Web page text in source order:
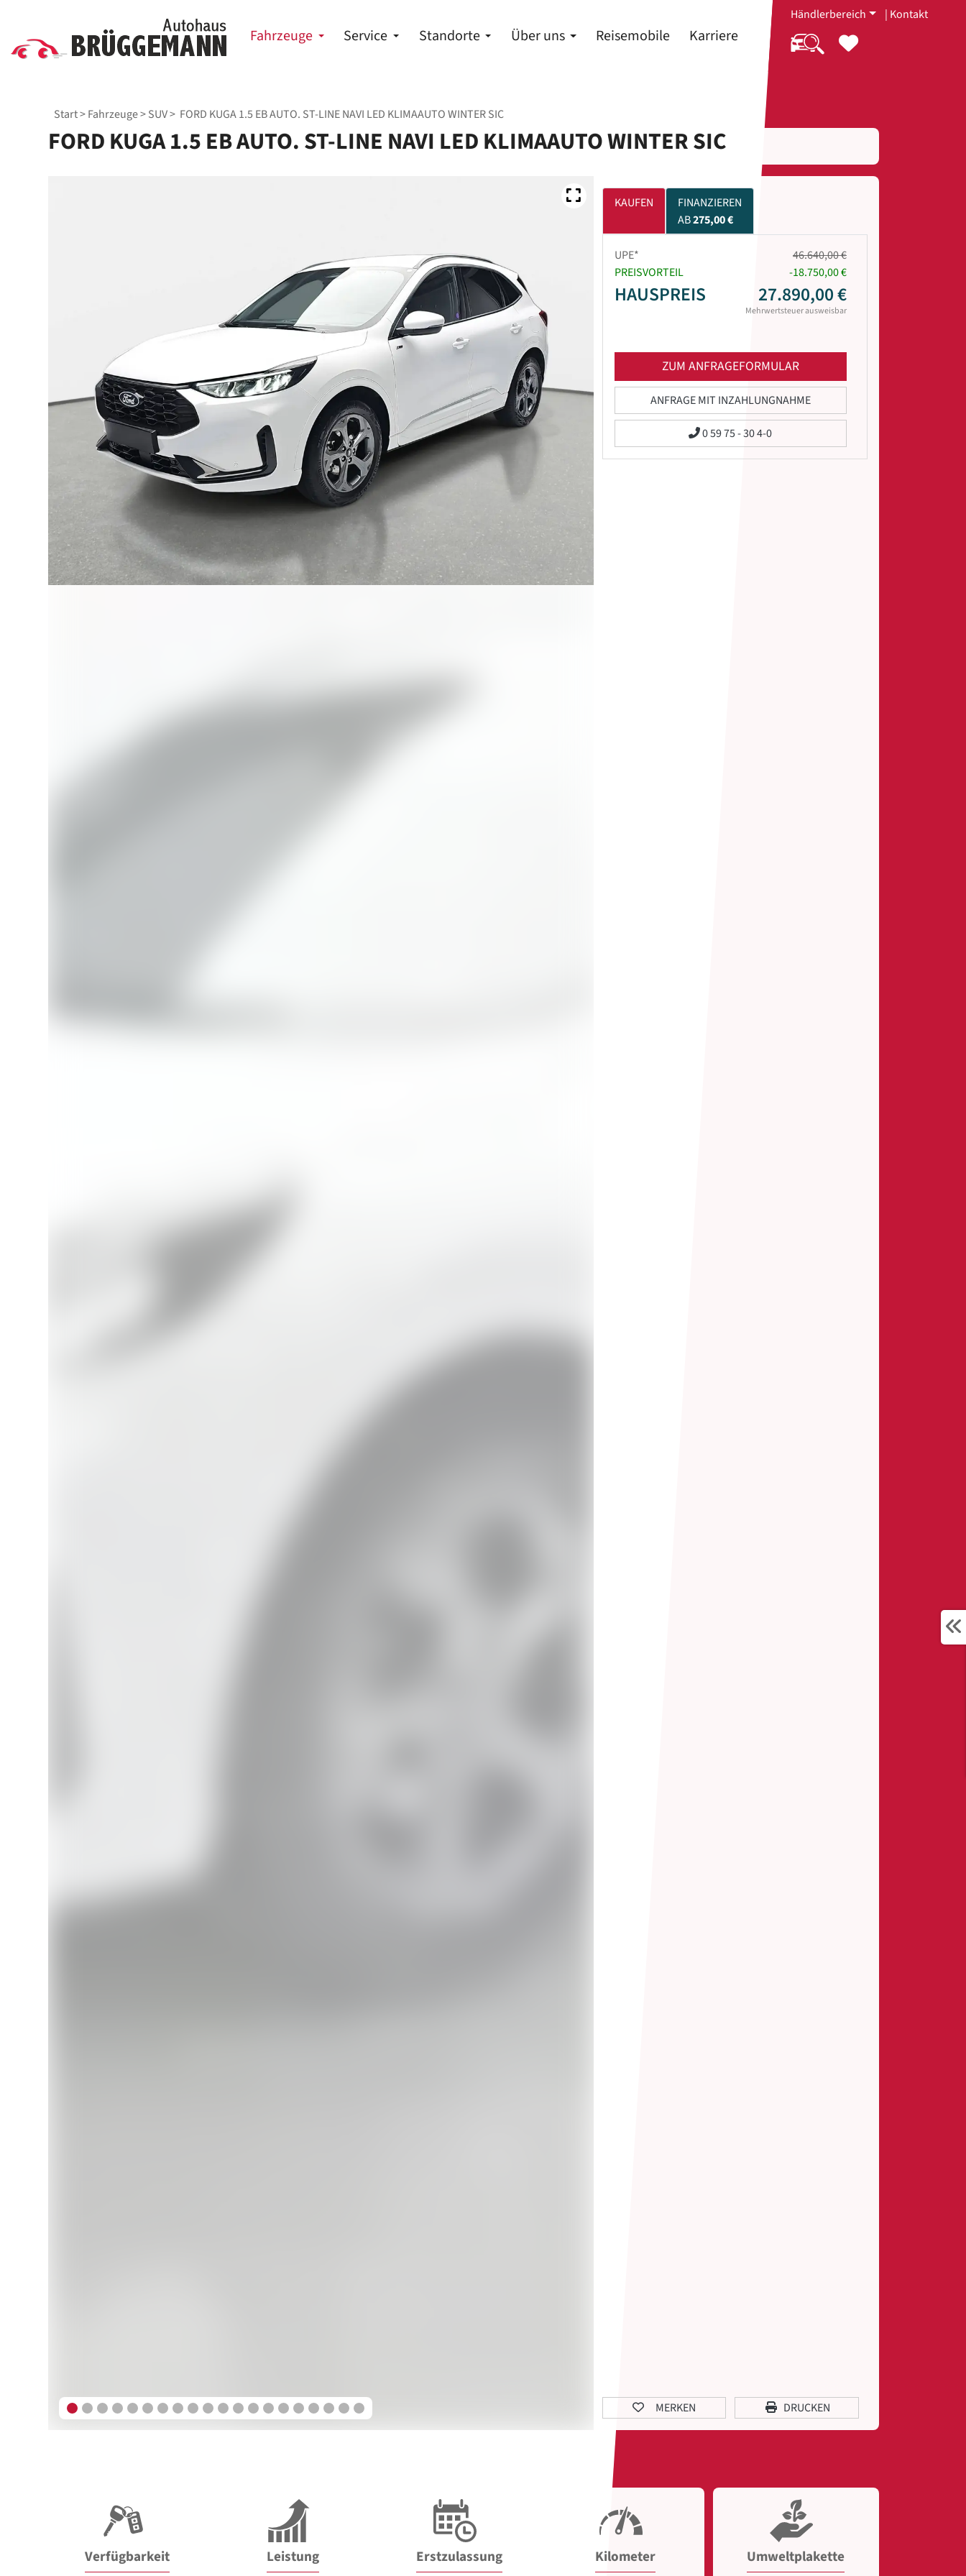
Fahrzeuge Service Standorte Über uns Reisemobile Karriere
Händlerbereich | Kontakt
Start>Fahrzeuge>SUV> FORD KUGA 1.5 EB AUTO. ST-LINE NAVI LED KLIMAAUTO WINTER SIC
FORD KUGA 1.5 EB AUTO. ST-LINE NAVI LED KLIMAAUTO WINTER SIC
KAUFEN
FINANZIEREN
AB275,00 €
UPE*
46.640,00 €
PREISVORTEIL
-18.750,00 €
HAUSPREIS 27.890,00 €
Mehrwertsteuer ausweisbar
ZUM ANFRAGEFORMULAR
ANFRAGE MIT INZAHLUNGNAHME
0 59 75 - 30 4-0
MERKEN DRUCKEN
Verfügbarkeit Leistung Erstzulassung Kilometer Umweltplakette